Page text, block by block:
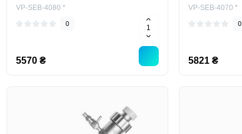
VP-SEB-4080 *
0
5570 ₴
VP-SEB-4070 *
0
5821 ₴